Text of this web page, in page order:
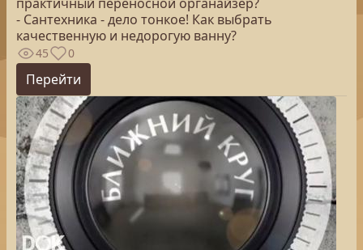
- Сантехника - дело тонкое! Как выбрать
качественную и недорогую ванну?
45 0
Перейти